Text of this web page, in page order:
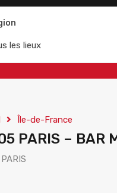
les lieux
Île-de-France
PARIS – BAR